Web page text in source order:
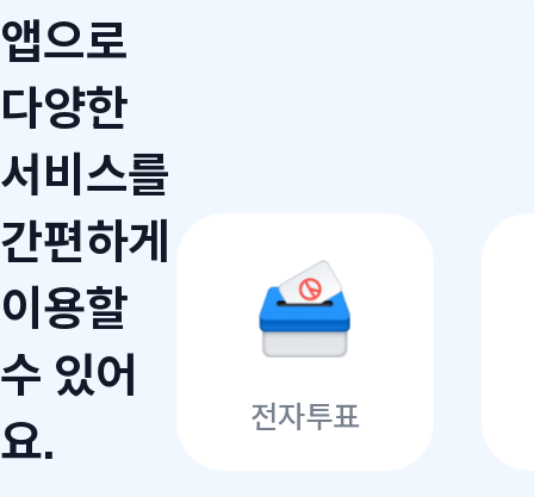
앱으로
다양한
서비스를
간편하게
이용할
수 있어
요.
전자투표